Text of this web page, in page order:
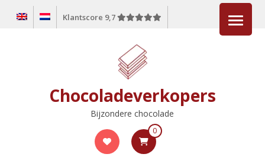
Klantscore 9,7
Chocoladeverkopers
Bijzondere chocolade
0